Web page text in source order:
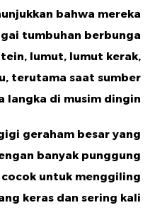
bahwa mereka
tumbuhan berbunga
lumut, lumut kerak,
terutama saat sumber
langka di musim dingin.
geraham besar yang
banyak punggung
untuk menggiling
keras dan sering kali